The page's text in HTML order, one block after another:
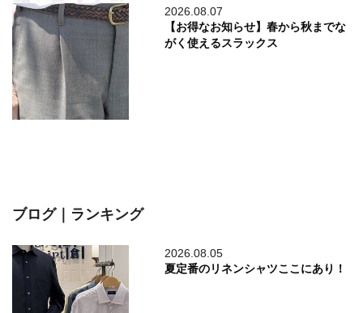
2026.08.07
【お得なお知らせ】春から秋までな
がく使えるスラックス
ブログ｜ランキング
2026.08.05
夏定番のリネンシャツここにあり！